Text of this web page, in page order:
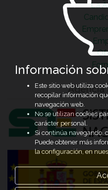
La
Agencia
Información
Este sitio web utiliza
recopilar información
navegación web.
No se utilizan cookies
carácter personal.
Si continúa navegando,
Puede obtener más
la configuración, en